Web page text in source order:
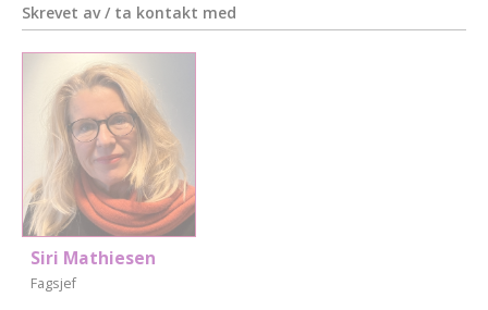
Skrevet av / ta kontakt med
Siri Mathiesen
Fagsjef